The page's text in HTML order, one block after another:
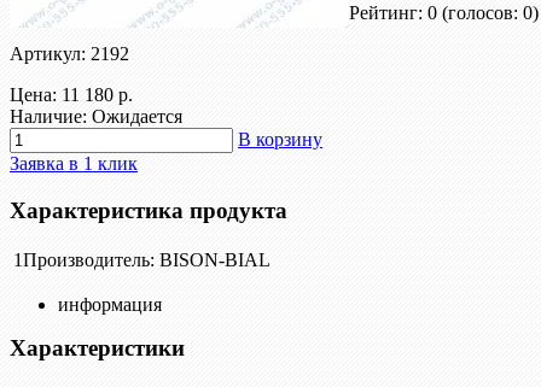
Рейтинг: 0 (голосов: 0)
Артикул: 2192
Цена: 11 180 р.
Наличие: Ожидается
В корзину
Заявка в 1 клик
Характеристика продукта
1Производитель: BISON-BIAL
информация
Характеристики